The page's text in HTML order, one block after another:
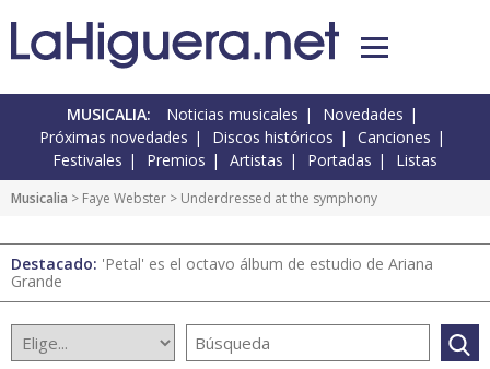
MUSICALIA: Noticias musicales
Novedades
Próximas novedades
Discos históricos
Canciones
Festivales
Premios Artistas Portadas Listas
Musicalia > Faye Webster > Underdressed at the symphony
Destacado: 'Petal' es el octavo álbum de estudio de Ariana
Grande